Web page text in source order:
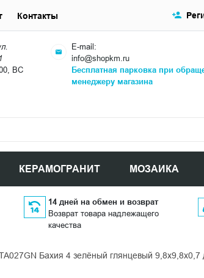
ВС
E-mail:
info@shopkm.ru
Бесплатная парковка при
менеджеру магазина
КЕРАМОГРАНИТ МОЗАИКА
Контакты
14 дней на обмен и возврат
Возврат товара надлежащего
качества
Бахия 4 зелёный глянцевый 9,8x9,8x0,7